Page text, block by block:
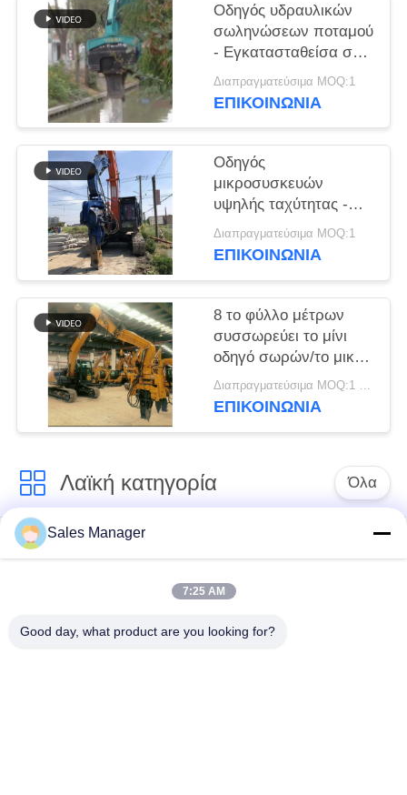
ΖΗΤΉΣΤΕ
ΈΝΑ
ΑΠΌΣΠΑΣΜΑ
SITEMAP
PRIVACY
POLICY
Οδηγός υδραυλικών
σωληνώσεων ποταμού
- Εγκατασταθείσα σε
σκάφος και υψηλής
απόδοσης απόδοση
Διαπραγματεύσιμα MOQ:1
ΕΠΙΚΟΙΝΩΝΙΑ
Οδηγός
μικροσυσκευών
υψηλής ταχύτητας -
Χωρίς ρύπανση και
ανώτερη
Διαπραγματεύσιμα MOQ:1
ΕΠΙΚΟΙΝΩΝΙΑ
8 το φύλλο μέτρων
συσσωρεύει το μίνι
οδηγό σωρών/το μικρό
Vibro Drive
εκσκαφέων σφυρί
Διαπραγματεύσιμα MOQ:1 σύνολο
ΕΠΙΚΟΙΝΩΝΙΑ
Λαϊκή κατηγορία Όλα
υδραυλικών
πασσάλων
συναρμολογημένα
σωρό πρόγραμμα
Sales Manager
7:25 AM
Good day, what product are you looking for?